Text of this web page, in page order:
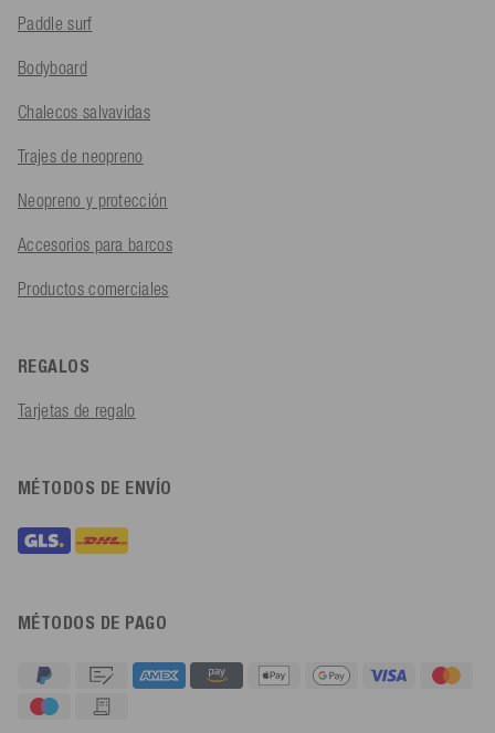
Paddle surf
Bodyboard
Chalecos salvavidas
Trajes de neopreno
Neopreno y protección
Accesorios para barcos
Productos comerciales
REGALOS
Tarjetas de regalo
MÉTODOS DE ENVÍO
MÉTODOS DE PAGO